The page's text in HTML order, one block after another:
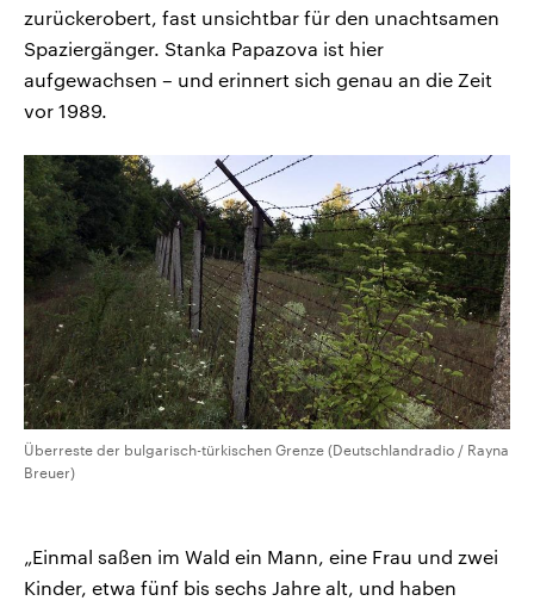
zurückerobert, fast unsichtbar für den unachtsamen
Spaziergänger. Stanka Papazova ist hier
aufgewachsen – und erinnert sich genau an die Zeit
vor 1989.
Überreste der bulgarisch-türkischen Grenze (Deutschlandradio / Rayna
Breuer)
„Einmal saßen im Wald ein Mann, eine Frau und zwei
Kinder, etwa fünf bis sechs Jahre alt, und haben